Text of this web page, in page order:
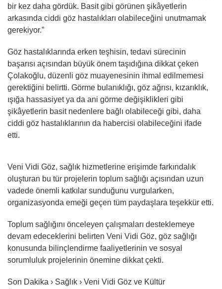
bir kez daha gördük. Basit gibi görünen şikâyetlerin
arkasında ciddi göz hastalıkları olabileceğini unutmamak
gerekiyor.”
Göz hastalıklarında erken teşhisin, tedavi sürecinin
başarısı açısından büyük önem taşıdığına dikkat çeken
Çolakoğlu, düzenli göz muayenesinin ihmal edilmemesi
gerektiğini belirtti. Görme bulanıklığı, göz ağrısı, kızarıklık,
ışığa hassasiyet ya da ani görme değişiklikleri gibi
şikâyetlerin basit nedenlere bağlı olabileceği gibi, daha
ciddi göz hastalıklarının da habercisi olabileceğini ifade
etti.
Veni Vidi Göz, sağlık hizmetlerine erişimde farkındalık
oluşturan bu tür projelerin toplum sağlığı açısından uzun
vadede önemli katkılar sunduğunu vurgularken,
organizasyonda emeği geçen tüm paydaşlara teşekkür etti.
Toplum sağlığını önceleyen çalışmaları desteklemeye
devam edeceklerini belirten Veni Vidi Göz, göz sağlığı
konusunda bilinçlendirme faaliyetlerinin ve sosyal
sorumluluk projelerinin önemine dikkat çekti.
Son Dakika › Sağlık › Veni Vidi Göz ve Kültür